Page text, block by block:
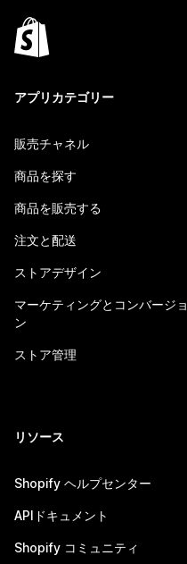
アプリカテゴリー
販売チャネル
商品を探す
商品を販売する
注文と配送
ストアデザイン
マーケティングとコンバージョ
ン
ストア管理
リソース
Shopify ヘルプセンター
APIドキュメント
Shopify コミュニティ